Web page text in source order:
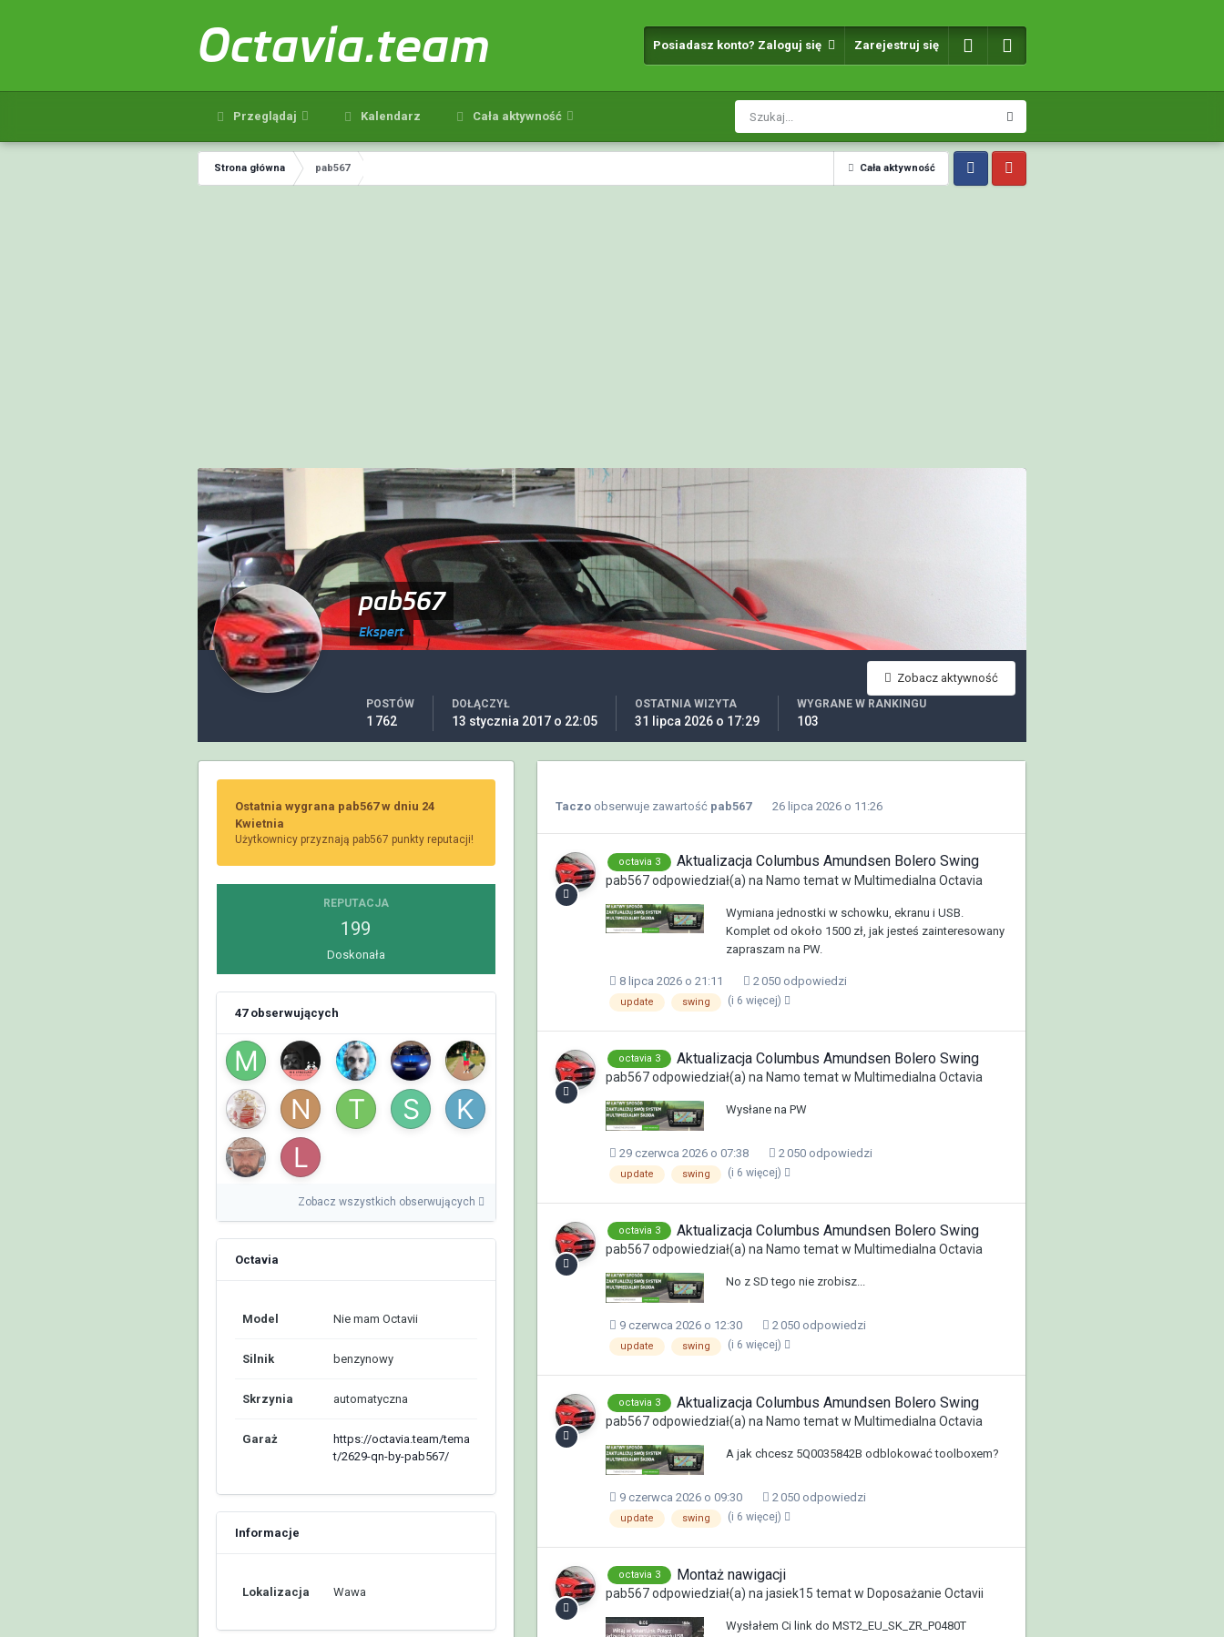
Octavia.team Posiadasz konto? Zaloguj się Zarejestruj się
Przeglądaj Kalendarz Cała aktywność
Cała aktywność
Strona główna pab567
pab567
Ekspert
Zobacz aktywność
POSTÓW
1 762
DOŁĄCZYŁ
13 stycznia 2017 o 22:05
OSTATNIA WIZYTA
31 lipca 2026 o 17:29
WYGRANE W RANKINGU
103
Ostatnia wygrana pab567 w dniu 24
Kwietnia
Użytkownicy przyznają pab567 punkty reputacji!
REPUTACJA
199
Doskonała
47 obserwujących
Zobacz wszystkich obserwujących
Octavia
Model Nie mam Octavii
Silnik benzynowy
Skrzynia automatyczna
Garaż
https://octavia.team/tema
t/2629-qn-by-pab567/
Informacje
Lokalizacja Wawa
Taczoobserwuje zawartość pab567 26 lipca 2026 o 11:26
octavia 3 Aktualizacja Columbus Amundsen Bolero Swing
pab567odpowiedział(a) na Namo temat w Multimedialna Octavia
Wymiana jednostki w schowku, ekranu i USB.
Komplet od około 1500 zł, jak jesteś zainteresowany
zapraszam na PW.
8 lipca 2026 o 21:11 2 050 odpowiedzi
update swing (i 6 więcej)
octavia 3 Aktualizacja Columbus Amundsen Bolero Swing
pab567odpowiedział(a) na Namo temat w Multimedialna Octavia
Wysłane na PW
29 czerwca 2026 o 07:38 2 050 odpowiedzi
update swing (i 6 więcej)
octavia 3 Aktualizacja Columbus Amundsen Bolero Swing
pab567odpowiedział(a) na Namo temat w Multimedialna Octavia
No z SD tego nie zrobisz...
9 czerwca 2026 o 12:30 2 050 odpowiedzi
update swing (i 6 więcej)
octavia 3 Aktualizacja Columbus Amundsen Bolero Swing
pab567odpowiedział(a) na Namo temat w Multimedialna Octavia
A jak chcesz 5Q0035842B odblokować toolboxem?
9 czerwca 2026 o 09:30 2 050 odpowiedzi
update swing (i 6 więcej)
octavia 3 Montaż nawigacji
pab567odpowiedział(a) najasiek15 temat w Doposażanie Octavii
Wysłałem Ci link do MST2_EU_SK_ZR_P0480T